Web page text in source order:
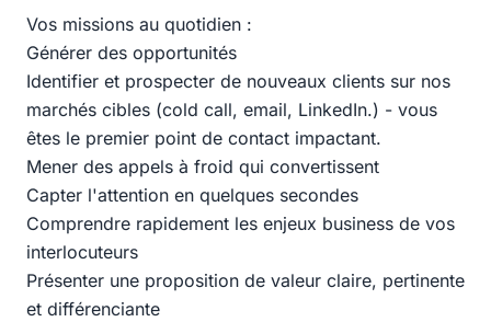
Vos missions au quotidien :
Générer des opportunités
Identifier et prospecter de nouveaux clients sur nos
marchés cibles (cold call, email, LinkedIn.) - vous
êtes le premier point de contact impactant.
Mener des appels à froid qui convertissent
Capter l'attention en quelques secondes
Comprendre rapidement les enjeux business de vos
interlocuteurs
Présenter une proposition de valeur claire, pertinente
et différenciante